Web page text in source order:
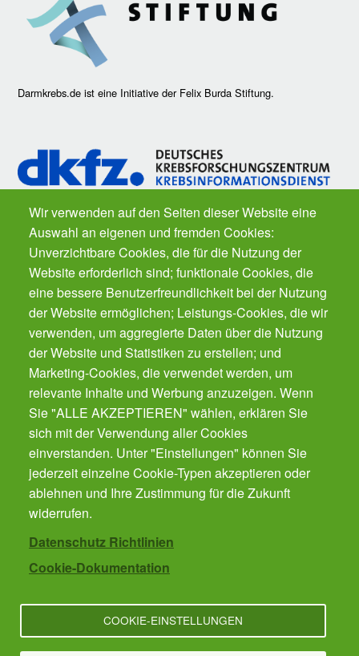
Darmkrebs.de ist eine Initiative der Felix Burda Stiftung.
Wir verwenden auf den Seiten dieser Website eine
Auswahl an eigenen und fremden Cookies:
Unverzichtbare Cookies, die für die Nutzung der
Website erforderlich sind; funktionale Cookies, die
eine bessere Benutzerfreundlichkeit bei der Nutzung
der Website ermöglichen; Leistungs-Cookies, die wir
verwenden, um aggregierte Daten über die Nutzung
der Website und Statistiken zu erstellen; und
Marketing-Cookies, die verwendet werden, um
relevante Inhalte und Werbung anzuzeigen. Wenn
Sie "ALLE AKZEPTIEREN" wählen, erklären Sie
sich mit der Verwendung aller Cookies
einverstanden. Unter "Einstellungen" können Sie
jederzeit einzelne Cookie-Typen akzeptieren oder
ablehnen und Ihre Zustimmung für die Zukunft
widerrufen.
Datenschutz Richtlinien
Cookie-Dokumentation
COOKIE-EINSTELLUNGEN
Fragen zu Krebs? DerKrebsinformationsdienstdes Deutschen
Krebsforschungszentrums ist für Sie da. Kostenfrei.
Der Gesundheits-Butler für Ihr Smartphone.
Der automatische Gesundheits-Manager für alle
Präventions-Leistung - von Impfungen, Zahnarzt
bis Krebsvorsorge. Für die ganze Familie.
Gratis!
Cookies verwalten
Kontakt
Impressum